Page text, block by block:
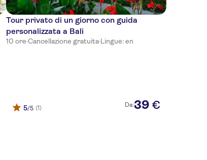
Tour privato di un giorno con guida
personalizzata a Bali
10 ore·Cancellazione gratuita·Lingue: en
5/5 (1) Da:39 €